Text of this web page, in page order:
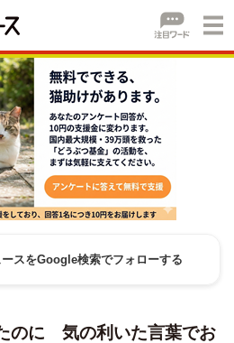
ースをGoogle検索でフォローする
のに 気の利いた言葉でお